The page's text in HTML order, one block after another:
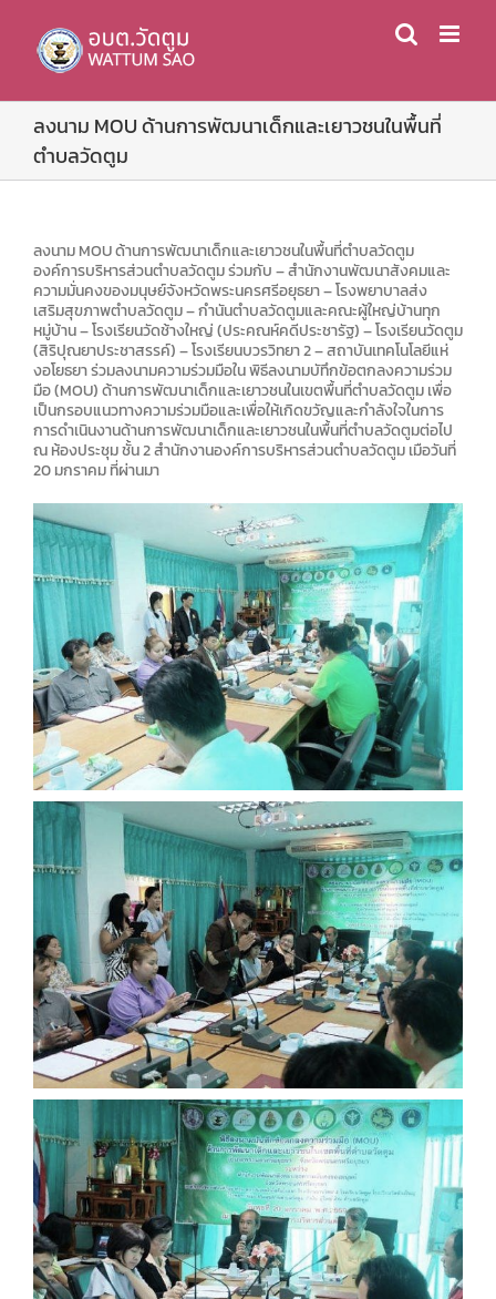
content
ลงนาม MOU ด้านการพัฒนาเด็กและเยาวชนในพื้นที่
ตำบลวัดตูม
ลงนาม MOU ด้านการพัฒนาเด็กและเยาวชนในพื้นที่ตำบลวัดตูม
องค์การบริหารส่วนตำบลวัดตูม ร่วมกับ – สำนักงานพัฒนาสังคมและ
ความมั่นคงของมนุษย์จังหวัดพระนครศรีอยุธยา – โรงพยาบาลส่ง
เสริมสุขภาพตำบลวัดตูม – กำนันตำบลวัดตูมและคณะผู้ใหญ่บ้านทุก
หมู่บ้าน – โรงเรียนวัดช้างใหญ่ (ประคณห์คดีประชารัฐ) – โรงเรียนวัดตูม
(สิริปุณยาประชาสรรค์) – โรงเรียนบวรวิทยา 2 – สถาบันเทคโนโลยีแห่
งอโยธยา ร่วมลงนามความร่วมมือใน พิธีลงนามบัทึกข้อตกลงความร่วม
มือ (MOU) ด้านการพัฒนาเด็กและเยาวชนในเขตพื้นที่ตำบลวัดตูม เพื่อ
เป็นกรอบแนวทางความร่วมมือและเพื่อให้เกิดขวัญและกำลังใจในการ
การดำเนินงานด้านการพัฒนาเด็กและเยาวชนในพื้นที่ตำบลวัดตูมต่อไป
ณ ห้องประชุม ชั้น 2 สำนักงานองค์การบริหารส่วนตำบลวัดตูม เมือวันที่
20 มกราคม ที่ผ่านมา